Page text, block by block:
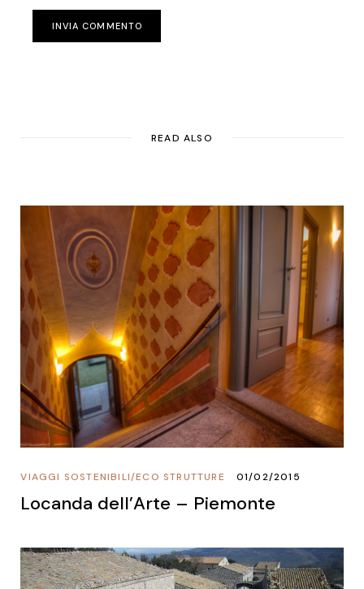
INVIA COMMENTO
READ ALSO
ECO STRUTTURE
/
VIAGGI SOSTENIBILI 01/02/2015
Locanda dell’Arte – Piemonte